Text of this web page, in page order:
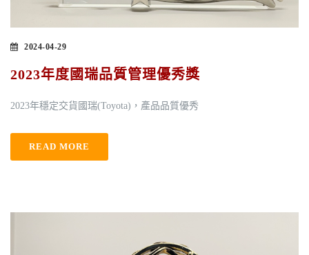
2024-04-29
2023年度國瑞品質管理優秀獎
2023年穩定交貨國瑞(Toyota)，產品品質優秀
READ MORE